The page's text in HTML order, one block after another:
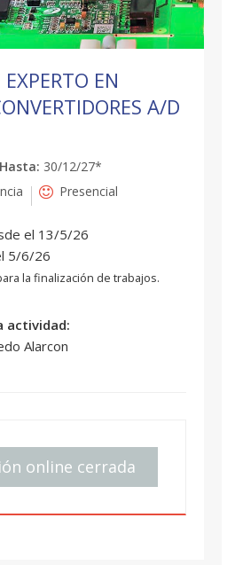
EN
A/D
Hasta: 30/12/27*
Presencial
el 13/5/26
5/6/26
la finalización de trabajos.
actividad:
Alarcon
online cerrada